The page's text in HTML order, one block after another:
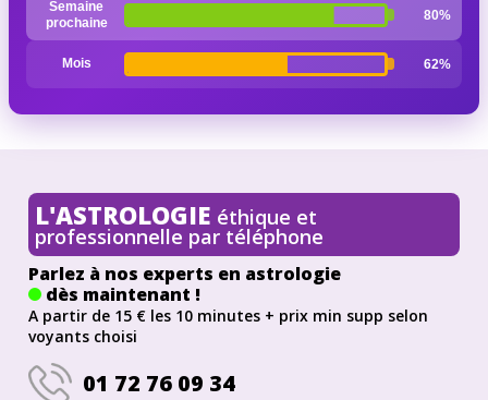
Semaine
prochaine
80%
Mois 62%
L'ASTROLOGIE éthique et
professionnelle par téléphone
Parlez à nos experts en astrologie
dès maintenant !
A partir de 15 € les 10 minutes + prix min supp selon
voyants choisi
01 72 76 09 34